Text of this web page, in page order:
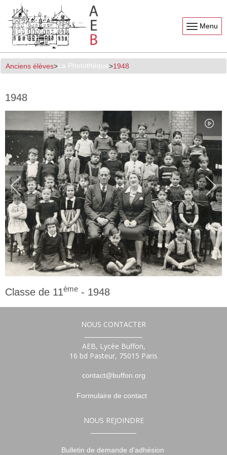
Menu
Anciens élèves La Photothèque 1948
1948
Classe de 11ème - 1948
11ème
NOUS CONTACTER
AEB, Lycée Buffon,
16 bd Pasteur, 75015 Paris
contact@buffon.org
Formulaire de contact
NOUS REJOINDRE
Bulletin de demande d'adhésion